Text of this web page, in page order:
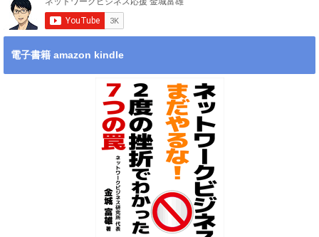
電子書籍 amazon kindle